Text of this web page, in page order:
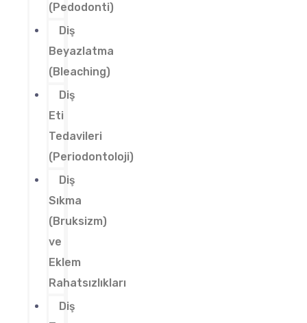
(Pedodonti)
Diş
Beyazlatma
(Bleaching)
Diş
Eti
Tedavileri
(Periodontoloji)
Diş
Sıkma
(Bruksizm)
ve
Eklem
Rahatsızlıkları
Diş